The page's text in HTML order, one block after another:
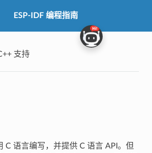
ESP-IDF 编程指南
支持
C 语言编写，并提供 C 语言 API。但